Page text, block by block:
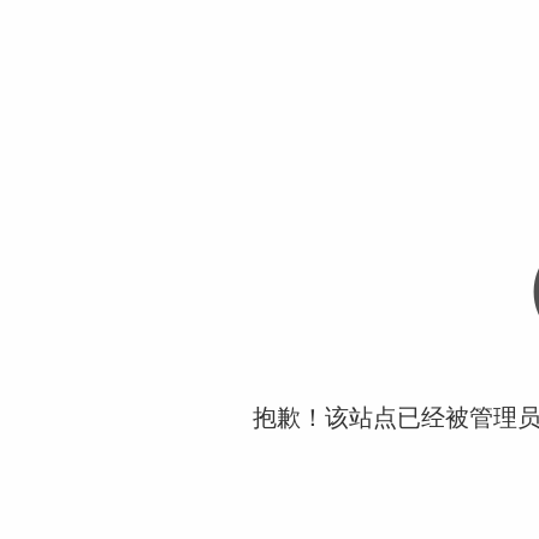
抱歉！该站点已经被管理